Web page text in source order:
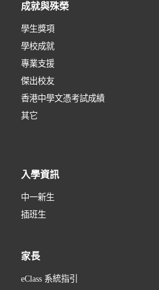
成就與殊榮
學生獎項
學校成就
專業支援
傑出校友
香港中學文憑考試成績
其它
入學資訊
中一新生
插班生
家長
eClass 系統指引